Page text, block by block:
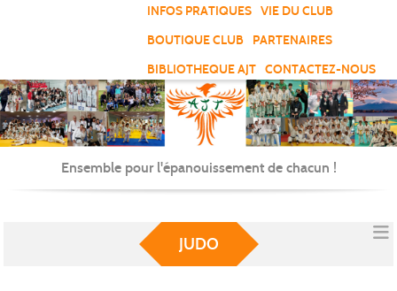
INFOS PRATIQUES
VIE DU CLUB
BOUTIQUE CLUB
PARTENAIRES
BIBLIOTHEQUE AJT
CONTACTEZ-NOUS
Ensemble pour l'épanouissement de chacun !
JUDO
Panneau de gestion des cookies